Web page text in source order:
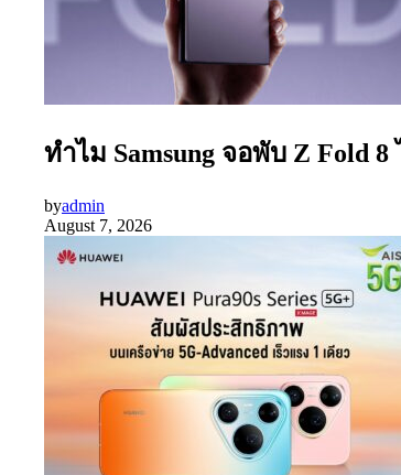
ทำไม Samsung จอพับ Z Fold
byadmin
August 7, 2026